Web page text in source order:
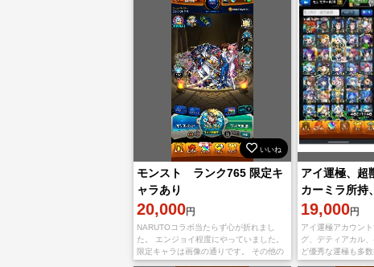
いいね
モンスト ランク765 限定キ
ャラあり
20,000円
NARUTOコラボ当たらず心が折れまし
た。 エンジョイ程度にやっていました。
限定キャラは画像の通りです。 その他の
情報はコメントにて回答いたします
アイ運極、超
カーミラ所持
19,000円
アイ運極アカウン
グ、デティアカル
ど優秀な運極も多
は画像ご覧下さい